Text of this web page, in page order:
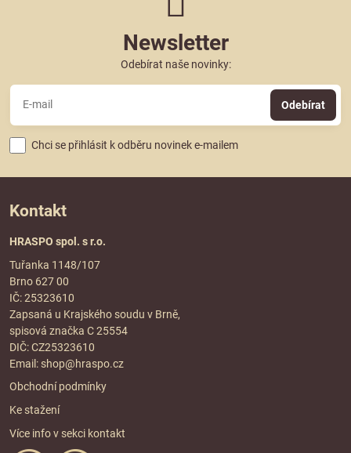
Newsletter
Odebírat naše novinky:
Odebírat
Chci se přihlásit k odběru novinek e-mailem
Kontakt
HRASPO spol. s r.o.
Tuřanka 1148/107
Brno 627 00
IČ: 25323610
Zapsaná u Krajského soudu v Brně,
spisová značka C 25554
DIČ: CZ25323610
Email: shop@hraspo.cz
Obchodní podmínky
Ke stažení
Více info v sekci kontakt